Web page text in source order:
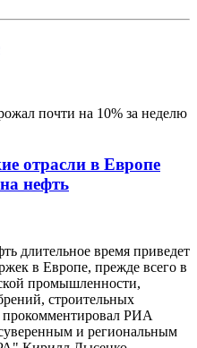
почти на 10% за неделю
отрасли в Европе
нефть
длительное время приведет
в Европе, прежде всего в
промышленности,
строительных
РИА
и региональным